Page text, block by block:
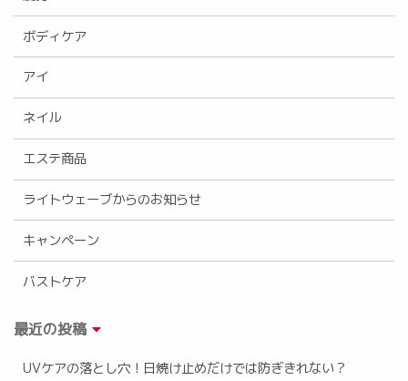
ボディケア
アイ
ネイル
エステ商品
ライトウェーブからのお知らせ
キャンペーン
バストケア
最近の投稿
UVケアの落とし穴！日焼け止めだけでは防ぎきれない？